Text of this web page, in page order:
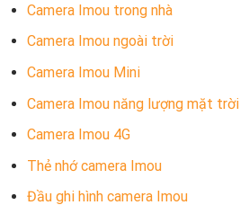
Camera Imou trong nhà
Camera Imou ngoài trời
Camera Imou Mini
Camera Imou năng lượng mặt trời
Camera Imou 4G
Thẻ nhớ camera Imou
Đầu ghi hình camera Imou